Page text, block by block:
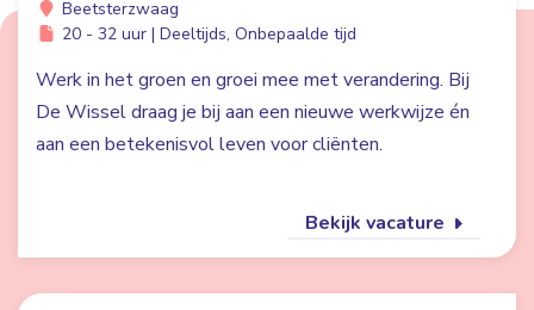
Beetsterzwaag
20 - 32 uur | Deeltijds, Onbepaalde tijd
Werk in het groen en groei mee met verandering. Bij
De Wissel draag je bij aan een nieuwe werkwijze én
aan een betekenisvol leven voor cliënten.
Bekijk vacature